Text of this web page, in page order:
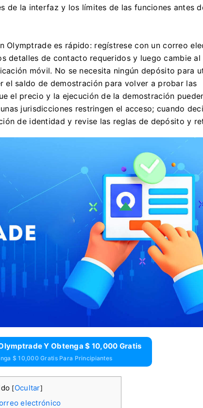
de la interfaz y los límites de las funciones antes
Olymptrade es rápido: regístrese con un correo
detalles de contacto requeridos y luego cambie al
móvil. No se necesita ningún depósito para
el saldo de demostración para volver a probar las
el precio y la ejecución de la demostración
jurisdicciones restringen el acceso; cuando
de identidad y revise las reglas de depósito y
Y Obtenga $ 10,000 Gratis
$ 10,000 Gratis Para Principiantes
[Ocultar]
electrónico